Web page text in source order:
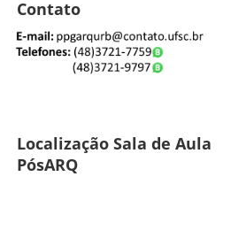
Contato
Localização Sala de Aula
PósARQ